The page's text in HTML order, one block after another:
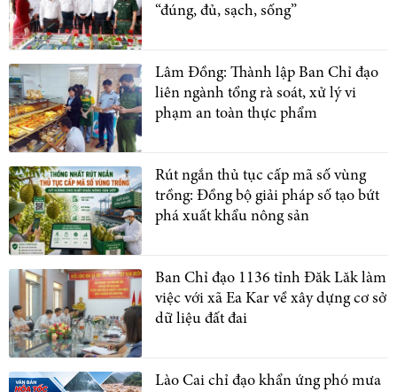
“đúng, đủ, sạch, sống”
Lâm Đồng: Thành lập Ban Chỉ đạo
liên ngành tổng rà soát, xử lý vi
phạm an toàn thực phẩm
Rút ngắn thủ tục cấp mã số vùng
trồng: Đồng bộ giải pháp số tạo bứt
phá xuất khẩu nông sản
Ban Chỉ đạo 1136 tỉnh Đăk Lăk làm
việc với xã Ea Kar về xây dựng cơ sở
dữ liệu đất đai
Lào Cai chỉ đạo khẩn ứng phó mưa